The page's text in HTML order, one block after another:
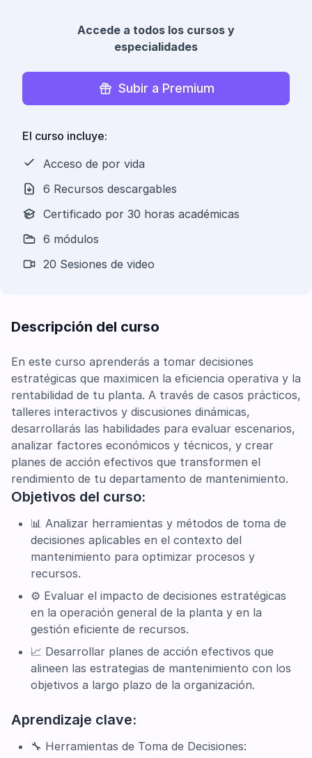
Accede a todos los cursos y
especialidades
Subir a Premium
El curso incluye:
Acceso de por vida
6 Recursos descargables
Certificado por 30 horas académicas
6 módulos
20 Sesiones de video
Descripción del curso
En este curso aprenderás a tomar decisiones
estratégicas que maximicen la eficiencia operativa y la
rentabilidad de tu planta. A través de casos prácticos,
talleres interactivos y discusiones dinámicas,
desarrollarás las habilidades para evaluar escenarios,
analizar factores económicos y técnicos, y crear
planes de acción efectivos que transformen el
rendimiento de tu departamento de mantenimiento.
Objetivos del curso:
📊 Analizar herramientas y métodos de toma de
decisiones aplicables en el contexto del
mantenimiento para optimizar procesos y
recursos.
⚙️ Evaluar el impacto de decisiones estratégicas
en la operación general de la planta y en la
gestión eficiente de recursos.
📈 Desarrollar planes de acción efectivos que
alineen las estrategias de mantenimiento con los
objetivos a largo plazo de la organización.
Aprendizaje clave:
🔧 Herramientas de Toma de Decisiones: